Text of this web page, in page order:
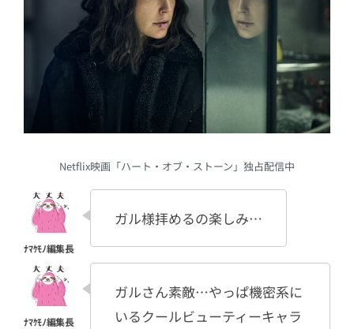
Netflix映画「ハート・オブ・ストーン」独占配信中
ガル様拝めるの楽しみ…
ガルさん素敵…やっぱ機密系に
いるクールビューティーキャラ